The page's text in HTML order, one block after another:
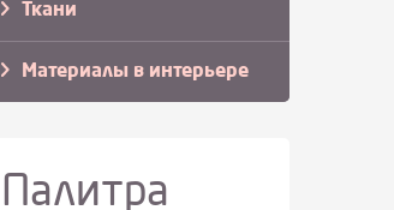
Ткани
Материалы в интерьере
Палитра